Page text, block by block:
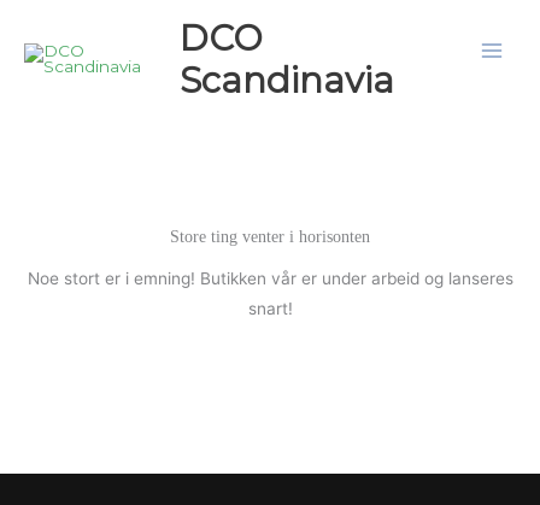
rett
DCO
Scandinavia
Store ting venter i horisonten
Noe stort er i emning! Butikken vår er under arbeid og lanseres
snart!